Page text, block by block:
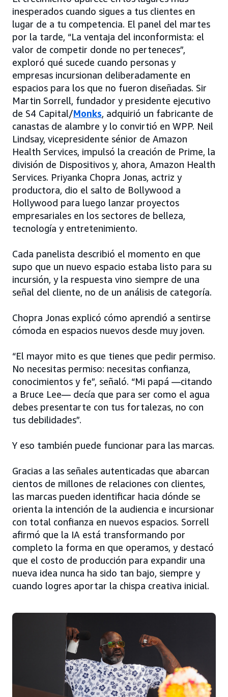
inesperados cuando sigues a tus clientes en
lugar de a tu competencia. El panel del martes
por la tarde, “La ventaja del inconformista: el
valor de competir donde no perteneces”,
exploró qué sucede cuando personas y
empresas incursionan deliberadamente en
espacios para los que no fueron diseñadas. Sir
Martin Sorrell, fundador y presidente ejecutivo
de S4 Capital/Monks, adquirió un fabricante de
canastas de alambre y lo convirtió en WPP. Neil
Lindsay, vicepresidente sénior de Amazon
Health Services, impulsó la creación de Prime, la
división de Dispositivos y, ahora, Amazon Health
Services. Priyanka Chopra Jonas, actriz y
productora, dio el salto de Bollywood a
Hollywood para luego lanzar proyectos
empresariales en los sectores de belleza,
tecnología y entretenimiento.
Cada panelista describió el momento en que
supo que un nuevo espacio estaba listo para su
incursión, y la respuesta vino siempre de una
señal del cliente, no de un análisis de categoría.
Chopra Jonas explicó cómo aprendió a sentirse
cómoda en espacios nuevos desde muy joven.
“El mayor mito es que tienes que pedir permiso.
No necesitas permiso: necesitas confianza,
conocimientos y fe”, señaló. “Mi papá —citando
a Bruce Lee— decía que para ser como el agua
debes presentarte con tus fortalezas, no con
tus debilidades”.
Y eso también puede funcionar para las marcas.
Gracias a las señales autenticadas que abarcan
cientos de millones de relaciones con clientes,
las marcas pueden identificar hacia dónde se
orienta la intención de la audiencia e incursionar
con total confianza en nuevos espacios. Sorrell
afirmó que la IA está transformando por
completo la forma en que operamos, y destacó
que el costo de producción para expandir una
nueva idea nunca ha sido tan bajo, siempre y
cuando logres aportar la chispa creativa inicial.